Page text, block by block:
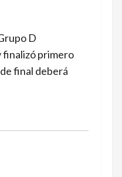
D
finalizó primero
final deberá